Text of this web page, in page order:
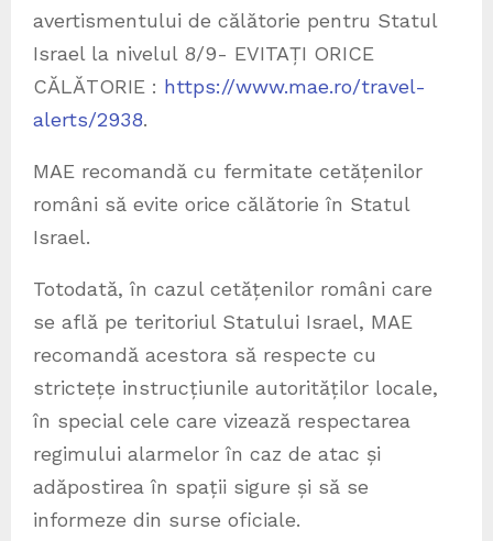
avertismentului de călătorie pentru Statul
Israel la nivelul 8/9- EVITAȚI ORICE
CĂLĂTORIE : https://www.mae.ro/travel-
alerts/2938.
MAE recomandă cu fermitate cetățenilor
români să evite orice călătorie în Statul
Israel.
Totodată, în cazul cetățenilor români care
se află pe teritoriul Statului Israel, MAE
recomandă acestora să respecte cu
strictețe instrucțiunile autorităților locale,
în special cele care vizează respectarea
regimului alarmelor în caz de atac și
adăpostirea în spații sigure și să se
informeze din surse oficiale.